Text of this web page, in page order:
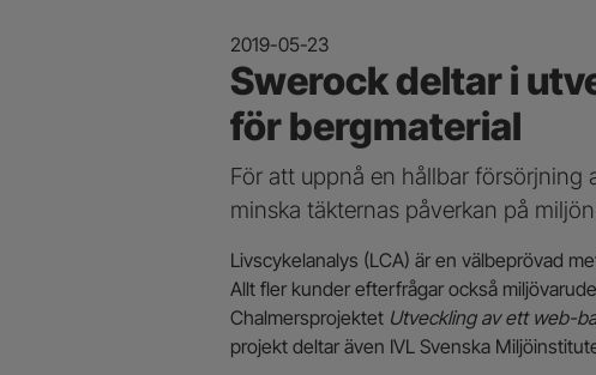
2019-05-23
Swerock deltar i
för bergmaterial
För att uppnå en hållbar
minska täkternas påverkan på
Livscykelanalys (LCA) är en välbeprövad
Allt fler kunder efterfrågar också
Chalmersprojektet Utveckling av ett web-
projekt deltar även IVL Svenska